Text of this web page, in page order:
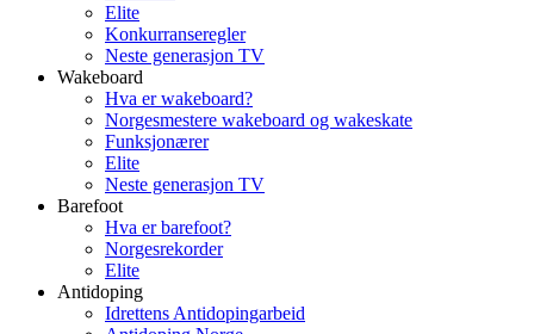
Elite
Konkurranseregler
Neste generasjon TV
Wakeboard
Hva er wakeboard?
Norgesmestere wakeboard og wakeskate
Funksjonærer
Elite
Neste generasjon TV
Barefoot
Hva er barefoot?
Norgesrekorder
Elite
Antidoping
Idrettens Antidopingarbeid